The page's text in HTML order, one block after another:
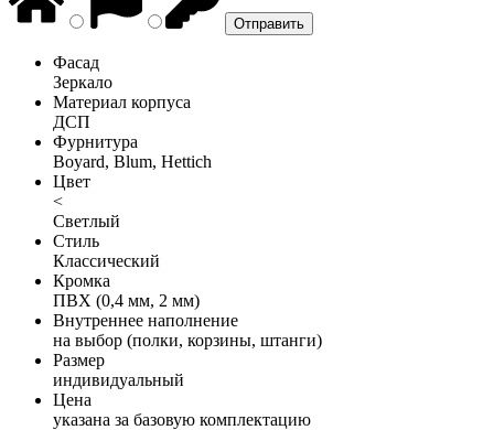
Фасад
Зеркало
Материал корпуса
ДСП
Фурнитура
Boyard, Blum, Hettich
Цвет
<
Светлый
Стиль
Классический
Кромка
ПВХ (0,4 мм, 2 мм)
Внутреннее наполнение
на выбор (полки, корзины, штанги)
Размер
индивидуальный
Цена
указана за базовую комплектацию